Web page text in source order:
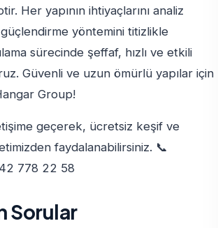
Her yapının ihtiyaçlarını analiz
yöntemini titizlikle
sürecinde şeffaf, hızlı ve etkili
Güvenli ve uzun ömürlü yapılar için
Group!
geçerek, ücretsiz keşif ve
faydalanabilirsiniz. 📞
778 22 58
Sorular